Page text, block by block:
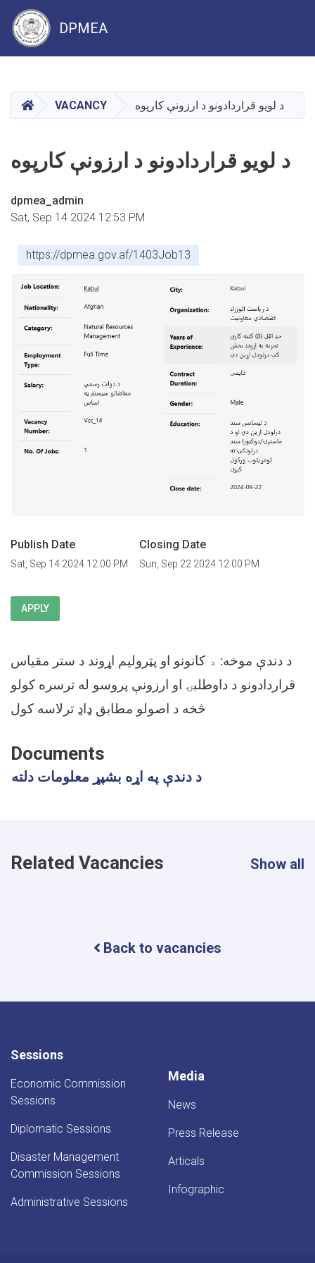
main
content
DPMEA
HOMEVACANCY د لویو قراردادونو د ارزونې کارپوه
د لویو قراردادونو د ارزونې کارپوه
dpmea_admin
Sat, Sep 14 2024 12:53 PM
https://dpmea.gov.af/1403Job13
Publish Date
Sat, Sep 14 2024 12:00 PM
Closing Date
Sun, Sep 22 2024 12:00 PM
APPLY
د دندې موخه: د کانونو او پټروليم اړوند د ستر مقياس
قراردادونو د داوطلبۍ او ارزونې پروسو له ترسره کولو
څخه د اصولو مطابق ډاډ ترلاسه کول
Documents
د دندې په اړه بشپړ معلومات دلته
Related Vacancies Show all
Back to vacancies
Sessions
Economic Commission
Sessions
Diplomatic Sessions
Disaster Management
Commission Sessions
Administrative Sessions
Media
News
Press Release
Articals
Infographic